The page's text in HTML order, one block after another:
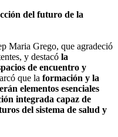
del futuro de la
Maria Grego, que agradeció
y destacó la
de encuentro y
que la formación y la
elementos esenciales
integrada capaz de
del sistema de salud y